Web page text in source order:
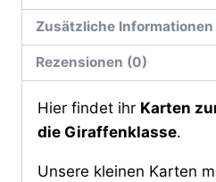
Zusätzliche Informationen
Rezensionen (0)
Hier findet ihr Karten
die Giraffenklasse.
Unsere kleinen Karten